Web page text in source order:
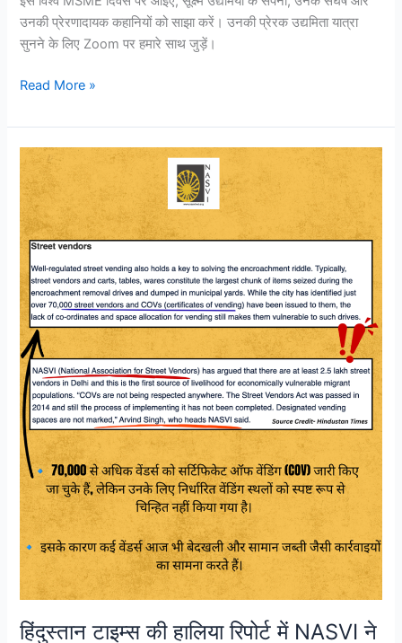
उनकी प्रेरणादायक कहानियों को साझा करें। उनकी प्रेरक उद्यमिता यात्रा
सुनने के लिए Zoom पर हमारे साथ जुड़ें।
Read More »
हिंदुस्तान टाइम्स की हालिया रिपोर्ट में NASVI ने
हिंदुस्तान
टाइम्स
की
हालिया
रिपोर्ट
NASVI
कहा
है
कि
स्ट्रीट
वेंडिंग
एक
वैध
आजीविका
है
और
इसे
वेंडर्स
2014